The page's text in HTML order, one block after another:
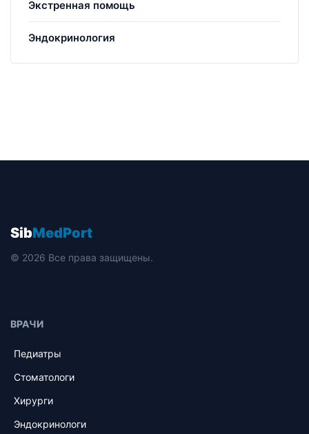
Экстренная помощь
Эндокринология
SibMedPort
© 2026 Все права защищены.
ВРАЧИ
Педиатры
Стоматологи
Хирурги
Эндокринологи